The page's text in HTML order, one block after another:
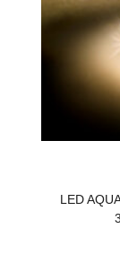
LED